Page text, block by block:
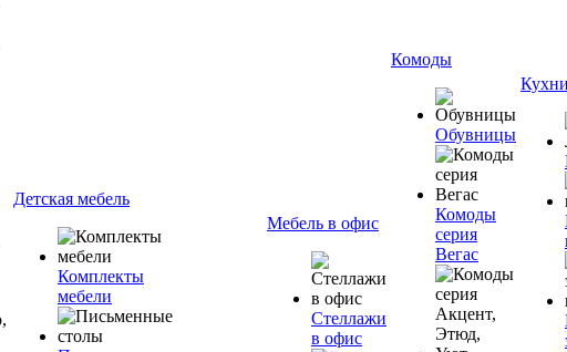
Детская мебель
Комплекты
мебели
Мебель в офис
Стеллажи
в офис
Комоды
Обувницы
Комоды
серия
Вегас